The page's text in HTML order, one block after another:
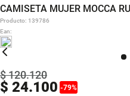
CAMISETA MUJER MOCCA
Producto: 139786
Ean:
$ 24.100 -79%
$120.120